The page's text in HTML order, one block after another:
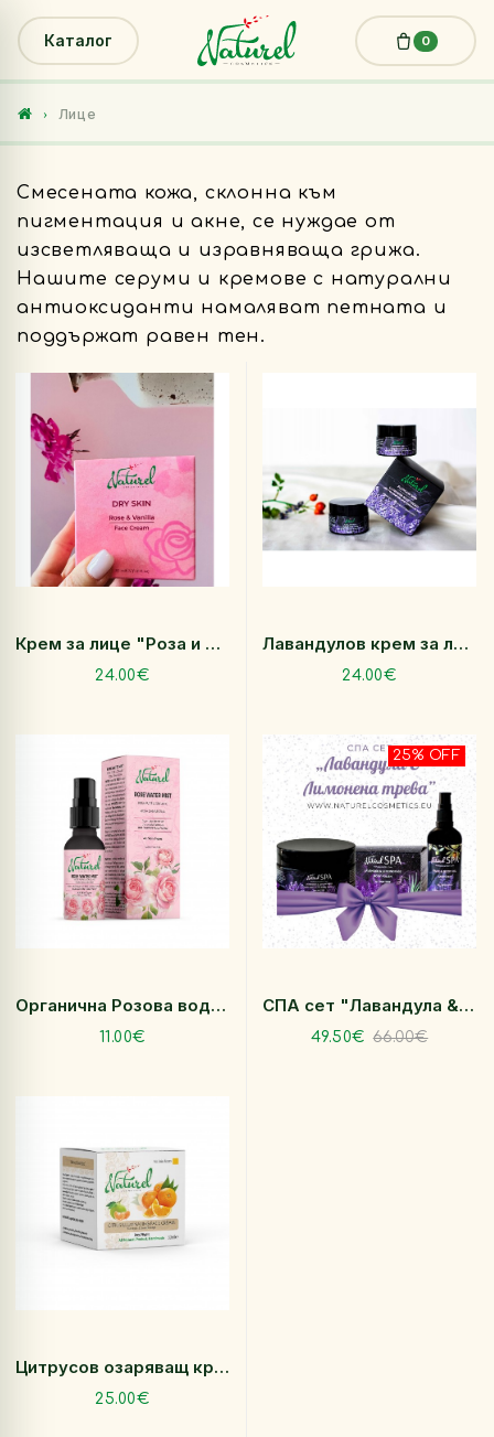
Каталог 0
Лице
Смесената кожа, склонна към
пигментация и акне, се нуждае от
изсветляваща и изравняваща грижа.
Нашите серуми и кремове с натурални
антиоксиданти намаляват петната и
поддържат равен тен.
Крем за лице "Роза и Ванилия" за суха кожа 30 мл
24.00€
Лавандулов крем за лице „Перфектна кожа” 30 мл
24.00€
Органична Розова вода Натурел, спрей 100 мл
11.00€
25% OFF
СПА сет "Лавандула & Лимонена трева"
49.50€ 66.00€
Цитрусов озаряващ крем за лице 30 мл
25.00€